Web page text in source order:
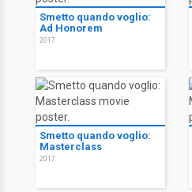
Smetto quando voglio:
Ad Honorem
2017
Smetto quando voglio:
Masterclass
2017